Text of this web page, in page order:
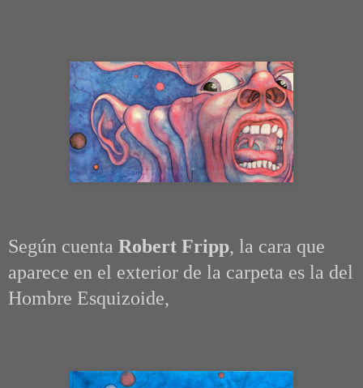
Según cuenta Robert Fripp, la cara que
aparece en el exterior de la carpeta es la del
Hombre Esquizoide,